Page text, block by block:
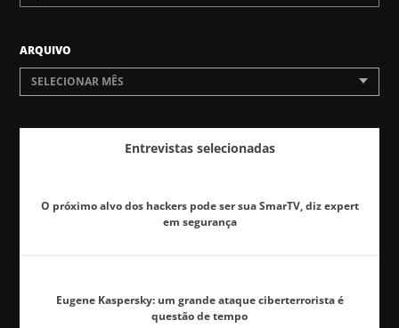
ARQUIVO
SELECIONAR MÊS
Entrevistas selecionadas
O próximo alvo dos hackers pode ser sua SmarTV, diz expert
em segurança
Eugene Kaspersky: um grande ataque ciberterrorista é
questão de tempo